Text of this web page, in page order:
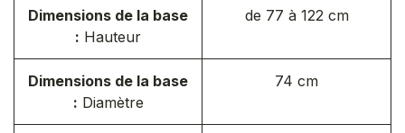
Dimensions de la base
: Hauteur
de 77 à 122 cm
Dimensions de la base
: Diamètre
74 cm